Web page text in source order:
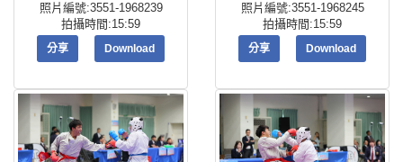
照片編號:3551-1968239
拍攝時間:15:59
分享 Download
照片編號:3551-1968245
拍攝時間:15:59
分享 Download